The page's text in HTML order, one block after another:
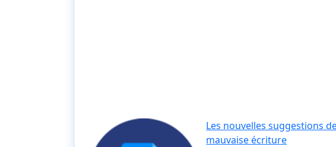
Les nouvelles suggestions
mauvaise écriture